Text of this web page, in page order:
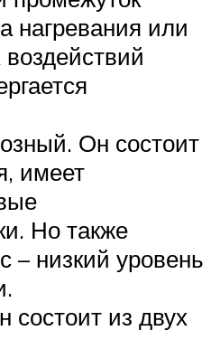
нагревания или
Он состоит
имеет
Но также
– низкий уровень
состоит из двух